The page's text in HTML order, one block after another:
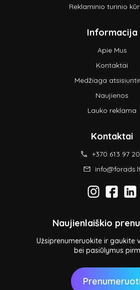
Reklaminio turinio
Informacija
Apie Mus
Kontaktai
Medžiaga
Naujienos
Lauko reklama
Kontaktai
+370 613 97
Naujienlaiškio
Užsiprenumeruokite ir gaukite
bei pasiūlymus
Prenumeruoti